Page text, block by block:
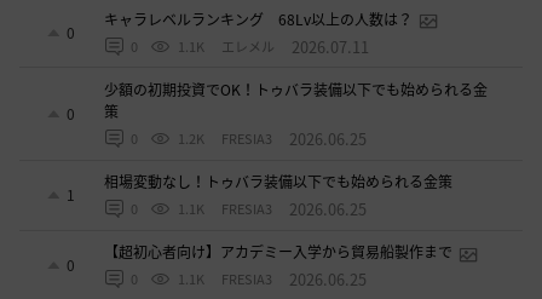
0
キャラレベルランキング 68Lv以上の人数は？
0 1.1K エレメル 2026.07.11
0
少額の初期投資でOK！トゥバラ装備以下でも始められる金
策
0 1.2K FRESIA3 2026.06.25
1
相場変動なし！トゥバラ装備以下でも始められる金策
0 1.1K FRESIA3 2026.06.25
0
【超初心者向け】アカデミー入学から貿易船製作まで
0 1.1K FRESIA3 2026.06.25